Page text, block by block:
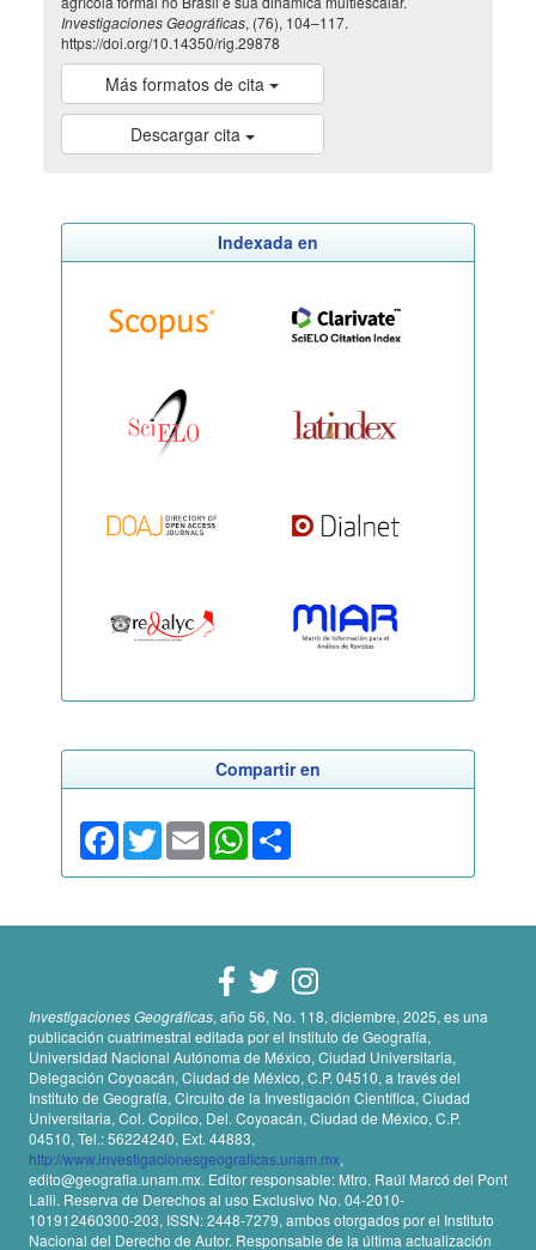
Investigaciones Geográficas, (76), 104–117.
https://doi.org/10.14350/rig.29878
Más formatos de cita
Descargar cita
Indexada en
Compartir en
Facebook
TwitterEmail WhatsApp
Investigaciones Geográficas, año 56, No. 118, diciembre, 2025, es una
publicación cuatrimestral editada por el Instituto de Geografía,
Universidad Nacional Autónoma de México, Ciudad Universitaria,
Delegación Coyoacán, Ciudad de México, C.P. 04510, a través del
Instituto de Geografía, Circuito de la Investigación Científica, Ciudad
Universitaria, Col. Copilco, Del. Coyoacán, Ciudad de México, C.P.
04510, Tel.: 56224240, Ext. 44883,
http://www.investigacionesgeograficas.unam.mx,
edito@geografia.unam.mx. Editor responsable: Mtro. Raúl Marcó del Pont
Lalli. Reserva de Derechos al uso Exclusivo No. 04-2010-
101912460300-203, ISSN: 2448-7279, ambos otorgados por el Instituto
Nacional del Derecho de Autor. Responsable de la última actualización